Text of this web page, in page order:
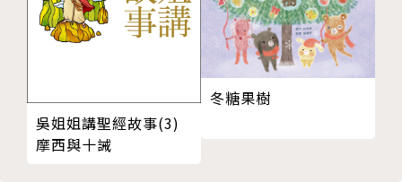
舌戰金句
■ 如果有想說的話，我就會清楚明確地說出來，我知
道我的聲音也可以很有力量。
■ 如果人是完美的，就不需要說「對不起」和「謝
謝」。因為沒有人是完美的，才會有這樣的話，對吧？
吳姐姐講聖經故事(3)
摩西與十誡
冬糖果樹